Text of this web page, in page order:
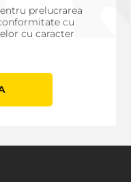
prelucrarea
cu
cu caracter